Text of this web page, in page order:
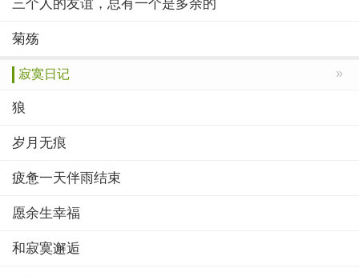
三个人的友谊，总有一个是多余的
菊殇
寂寞日记 »
狼
岁月无痕
疲惫一天伴雨结束
愿余生幸福
和寂寞邂逅